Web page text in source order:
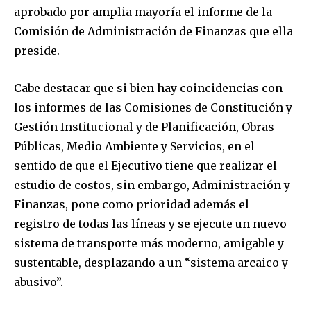
aprobado por amplia mayoría el informe de la
Comisión de Administración de Finanzas que ella
preside.
Cabe destacar que si bien hay coincidencias con
los informes de las Comisiones de Constitución y
Gestión Institucional y de Planificación, Obras
Públicas, Medio Ambiente y Servicios, en el
sentido de que el Ejecutivo tiene que realizar el
estudio de costos, sin embargo, Administración y
Finanzas, pone como prioridad además el
registro de todas las líneas y se ejecute un nuevo
sistema de transporte más moderno, amigable y
sustentable, desplazando a un “sistema arcaico y
abusivo”.